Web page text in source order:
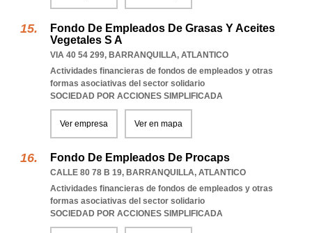
Fondo De Empleados De Grasas Y Aceites
Vegetales S A
VIA 40 54 299, BARRANQUILLA, ATLANTICO
Actividades financieras de fondos de empleados y otras
formas asociativas del sector solidario
SOCIEDAD POR ACCIONES SIMPLIFICADA
Ver empresa Ver en mapa
Fondo De Empleados De Procaps
CALLE 80 78 B 19, BARRANQUILLA, ATLANTICO
Actividades financieras de fondos de empleados y otras
formas asociativas del sector solidario
SOCIEDAD POR ACCIONES SIMPLIFICADA